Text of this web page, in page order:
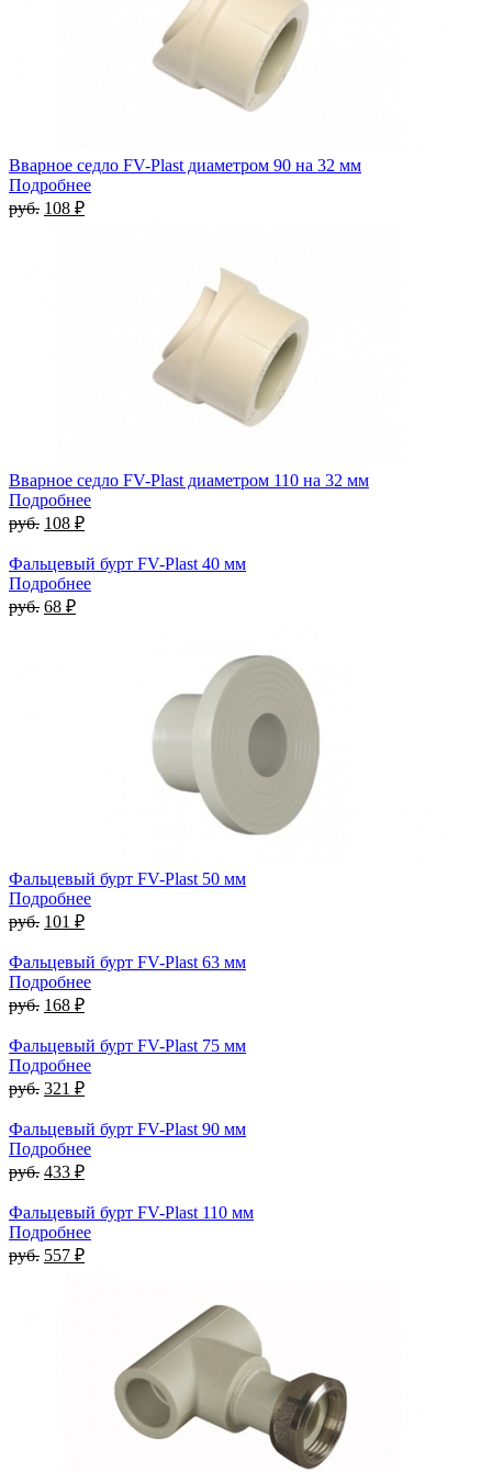
Вварное седло FV-Plast диаметром 90 на 32 мм
Подробнее
руб. 108 ₽
Вварное седло FV-Plast диаметром 110 на 32 мм
Подробнее
руб. 108 ₽
Фальцевый бурт FV-Plast 40 мм
Подробнее
руб. 68 ₽
Фальцевый бурт FV-Plast 50 мм
Подробнее
руб. 101 ₽
Фальцевый бурт FV-Plast 63 мм
Подробнее
руб. 168 ₽
Фальцевый бурт FV-Plast 75 мм
Подробнее
руб. 321 ₽
Фальцевый бурт FV-Plast 90 мм
Подробнее
руб. 433 ₽
Фальцевый бурт FV-Plast 110 мм
Подробнее
руб. 557 ₽